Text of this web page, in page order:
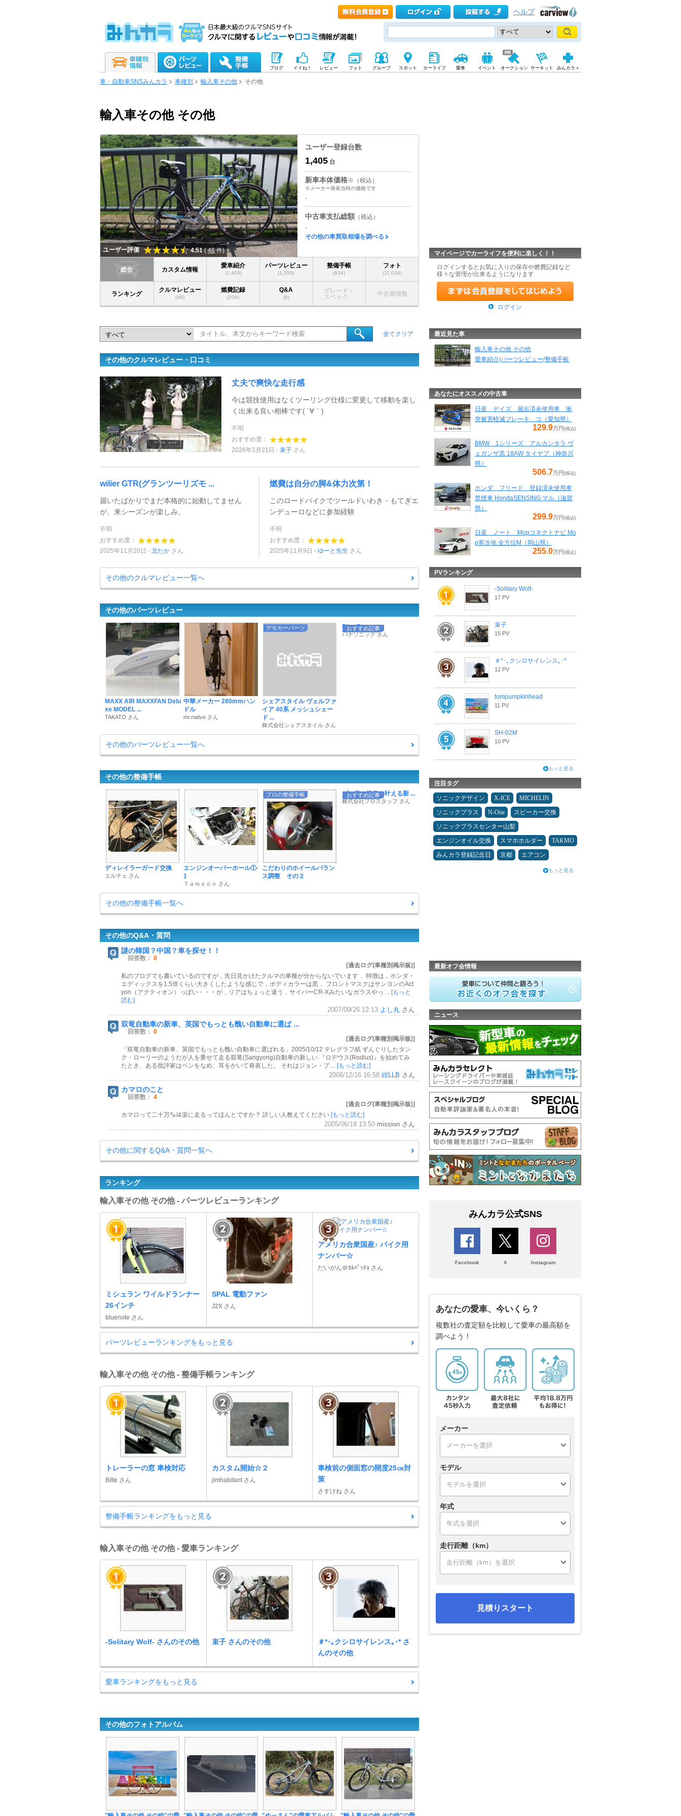
ヘルプ
ブログ イイね！ レビュー フォト グループ スポット カーライフ 愛車 イベント オークション サーキット みんカラ＋
車・自動車SNSみんカラ 車種別 輸入車その他 その他
輸入車その他 その他
ユーザー評価 4.51 (46件)
ユーザー登録台数
1,405 台
新車本体価格※（税込）
※メーカー発表当時の価格です
-
中古車支払総額 （税込）
-
その他の車買取相場を調べる
総合 カスタム情報
愛車紹介
(1,405)
パーツレビュー
(1,359)
整備手帳
(934)
フォト
(11,034)
ランキング
クルマレビュー
(46)
燃費記録
(204)
Q&A
(6)
グレード・
スペック
中古車情報
全てクリア
その他のクルマレビュー・口コミ
丈夫で爽快な走行感
今は競技使用はなくツーリング仕様に変更して移動を楽し
く出来る良い相棒です( ´∀｀)
不明
おすすめ度：
2026年3月21日
束子 さん
wilier GTR(グランツーリズモ ...
届いたばかりでまだ本格的に始動してません
が、来シーズンが楽しみ。
不明
おすすめ度：
2025年11月20日
北たか さん
燃費は自分の脚&体力次第！
このロードバイクでツールドいわき・もてぎエ
ンデューロなどに参加経験
不明
おすすめ度：
2025年11月9日
ゆーと先生 さん
その他のクルマレビュー一覧へ
その他のパーツレビュー
MAXX AIR MAXXFAN Delu
xe MODEL ...
TAKATO さん
中華メーカー 280mmハン
ドル
mr.native さん
デモカーパーツ
シェアスタイル ヴェルファ
イア 40系 メッシュシェー
ド ...
株式会社シェアスタイル さん
おすすめ記事
Blue Batter ...
パナソニック さん
その他のパーツレビュー一覧へ
その他の整備手帳
ディレイラーガード交換
エルチェ さん
エンジンオーバーホール①-
1
Ｔａｍｓｏｎ さん
プロの整備手帳
こだわりのホイールバラン
ス調整 その２
おすすめ記事
プロ級の洗車を叶える新 ...
株式会社プロスタッフ さん
その他の整備手帳一覧へ
その他のQ&A・質問
謎の韓国？中国？車を探せ！！
回答数： 0
[過去ログ(車種別掲示板)]
私のブログでも書いているのですが，先日見かけたクルマの車種が分からないでいます． 特徴は，ホンダ・
エディックスを1.5倍くらい大きくしたような感じで，ボディカラーは黒． フロントマスクはサンヨンのAct
yon（アクティオン）っぽい・・・が，リアはちょっと違う．サイバーCR-Xみたいなガラスやっ ... [もっと
読む]
2007/09/26 12:13 よし丸 さん
双竜自動車の新車、英国でもっとも醜い自動車に選ば ...
回答数： 0
[過去ログ(車種別掲示板)]
「双竜自動車の新車、英国でもっとも醜い自動車に選ばれる」2005/10/12 テレグラフ紙 ずんぐりしたタン
ク・ローリーのようだが人を乗せて走る双竜(Sangyong)自動車の新しい 『ロデウス(Rodius)』を始めてみ
たとき、ある批評家はペンをなめ、耳をかいて発表した。 それはジョン・プ ... [もっと読む]
2006/12/16 16:58 紺LLB さん
カマロのこと
回答数： 4
[過去ログ(車種別掲示板)]
カマロって二十万㌔は楽に走るってほんとですか？ 詳しい人教えてください [もっと読む]
2005/06/18 13:50 mission さん
その他に関するQ&A・質問一覧へ
ランキング
輸入車その他 その他 - パーツレビューランキング
ミシュラン ワイルドランナー
26インチ
bluenote さん
SPAL 電動ファン
J2X さん
アメリカ合衆国産♪ バイク用
ナンバー☆
だいがん＠ｶﾙﾊﾟｯﾁｮ さん
パーツレビューランキングをもっと見る
輸入車その他 その他 - 整備手帳ランキング
トレーラーの窓 車検対応
Bitte さん
カスタム開始☆２
jimhabitant さん
車検前の側面窓の開度25㎝対
策
さすけね さん
整備手帳ランキングをもっと見る
輸入車その他 その他 - 愛車ランキング
-Solitary Wolf- さんのその他 束子 さんのその他
＃*･｡クシロサイレンス｡･* さ
んのその他
愛車ランキングをもっと見る
その他のフォトアルバム
マイページでカーライフを便利に楽しく！！
ログインするとお気に入りの保存や燃費記録など
様々な管理が出来るようになります
ログイン
最近見た車
輸入車その他 その他
愛車紹介/パーツレビュー/整備手帳
あなたにオススメの中古車
日産 デイズ 届出済未使用車 衝
突被害軽減ブレーキ コ（愛知県）
129.9万円 (税込)
BMW 1シリーズ アルカンタラ ヴ
ェガンザ黒 18AW タイヤプ（神奈川
県）
506.7万円 (税込)
ホンダ フリード 登録済未使用車
禁煙車 HondaSENSING マル（滋賀
県）
299.9万円 (税込)
日産 ノート Mopコネクトナビ Mo
p寒冷地 全方位M（岡山県）
255.0万円 (税込)
PVランキング
-Solitary Wolf-
17 PV
束子
15 PV
＃*･｡クシロサイレンス｡･*
12 PV
tompumpkinhead
11 PV
SH-02M
10 PV
もっと見る
注目タグ
ソニックデザイン X-ICE
MICHELIN
ソニックプラス
N-One
スピーカー交換
ソニックプラスセンター山梨
エンジンオイル交換
スマホホルダー
TAKMO
みんカラ登録記念日
京都 エアコン
もっと見る
最新オフ会情報
ニュース
みんカラ公式SNS
Facebook X Instagram
あなたの愛車、今いくら？
複数社の査定額を比較して愛車の最高額を
調べよう！
メーカー
モデル
年式
走行距離（km）
見積りスタート